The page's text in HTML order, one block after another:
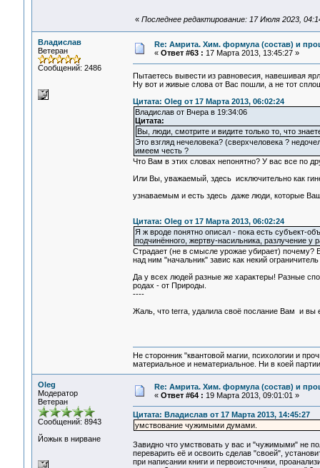
« Последнее редактирование: 17 Июля 2023,
Владислав
Ветеран
Сообщений: 2486
Re: Амрита. Хим. формула (состав) и
« Ответ #63 : 17 Марта 2013, 13:45:27 »
Пытаетесь вывести из равновесия, навешивая
Ну вот и живые слова от Вас пошли, а не тот
Цитата: Oleg от 17 Марта 2013, 06:02:24
Владислав от Вчера в 19:34:06
Цитата:
Вы, люди, смотрите и видите только то, что
Это взгляд нечеловека? (сверхчеловека ?
имеем честь ?
Что Вам в этих словах непонятно? У вас все по
Или Вы, уважаемый, здесь исключительно как
узнаваемым и есть здесь даже люди, которые
Цитата: Oleg от 17 Марта 2013, 06:02:24
Я ж вроде понятно описал - пока есть субъект-
подчинённого, жертву-насильника, разлучение у
Страдает (не в смысле урожае убирает) почему?
над ним "начальник" завис как некий
Да у всех людей разные же характеры! Разные
родах - от Природы.
----
Жаль, что terra, удалила своё послание Вам и вы
Не сторонник "квантовой магии, психологии и
материальное и нематериальное. Ни в коей
Oleg
Модератор
Ветеран
Сообщений: 8943
Йожык в нирване
Re: Амрита. Хим. формула (состав) и
« Ответ #64 : 19 Марта 2013, 09:01:01 »
Цитата: Владислав от 17 Марта 2013, 14:45:27
умствование чужимыми думами.
Завидно что умствовать у вас и "чужимыми" не
переварить её и освоить сделав "своей",
при написании книги и первоисточники,